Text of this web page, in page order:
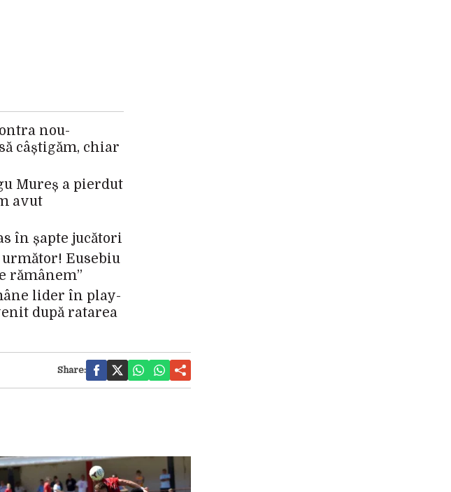
nou-
câștigăm, chiar
Mureș a pierdut
avut
în șapte jucători
următor! Eusebiu
rămânem”
lider în play-
după ratarea
Share: